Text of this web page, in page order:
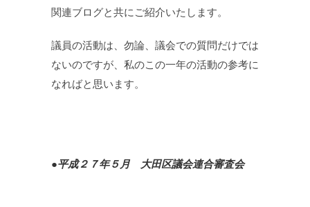
関連ブログと共にご紹介いたします。
議員の活動は、勿論、議会での質問だけでは
ないのですが、私のこの一年の活動の参考に
なればと思います。
●平成２７年５月 大田区議会連合審査会